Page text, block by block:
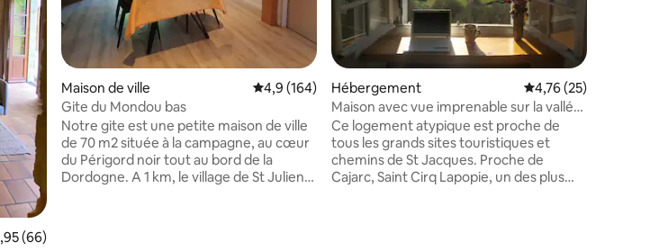
: 4,94 sur 5
moyenne sur la base de 66 commentaires : 4,95 sur 5
(66)
Maison de ville Évaluation moyenne sur la base de 164 commentaires : 4,9 sur 5
4,9 (164)
Gite du Mondou bas
Notre gite est une petite maison de ville
de 70 m2 située à la campagne, au cœur
du Périgord noir tout au bord de la
Dordogne. A 1 km, le village de St Julien
Hébergement Évaluation moyenne
4,76 (25)
Maison avec vue imprenable sur la vallée
du Lot
Ce logement atypique est proche de
tous les grands sites touristiques et
chemins de St Jacques. Proche de
Cajarc, Saint Cirq Lapopie, un des plus